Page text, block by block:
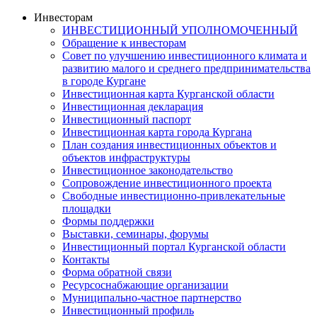
Инвесторам
ИНВЕСТИЦИОННЫЙ УПОЛНОМОЧЕННЫЙ
Обращение к инвесторам
Совет по улучшению инвестиционного климата и
развитию малого и среднего предпринимательства
в городе Кургане
Инвестиционная карта Курганской области
Инвестиционная декларация
Инвестиционный паспорт
Инвестиционная карта города Кургана
План создания инвестиционных объектов и
объектов инфраструктуры
Инвестиционное законодательство
Сопровождение инвестиционного проекта
Свободные инвестиционно-привлекательные
площадки
Формы поддержки
Выставки, семинары, форумы
Инвестиционный портал Курганской области
Контакты
Форма обратной связи
Ресурсоснабжающие организации
Муниципально-частное партнерство
Инвестиционный профиль